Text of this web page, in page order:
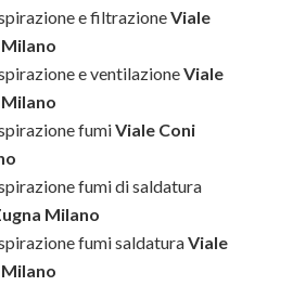
e filtrazioneViale
e ventilazioneViale
fumiViale Coni
fumi di saldatura
Milano
fumi saldaturaViale